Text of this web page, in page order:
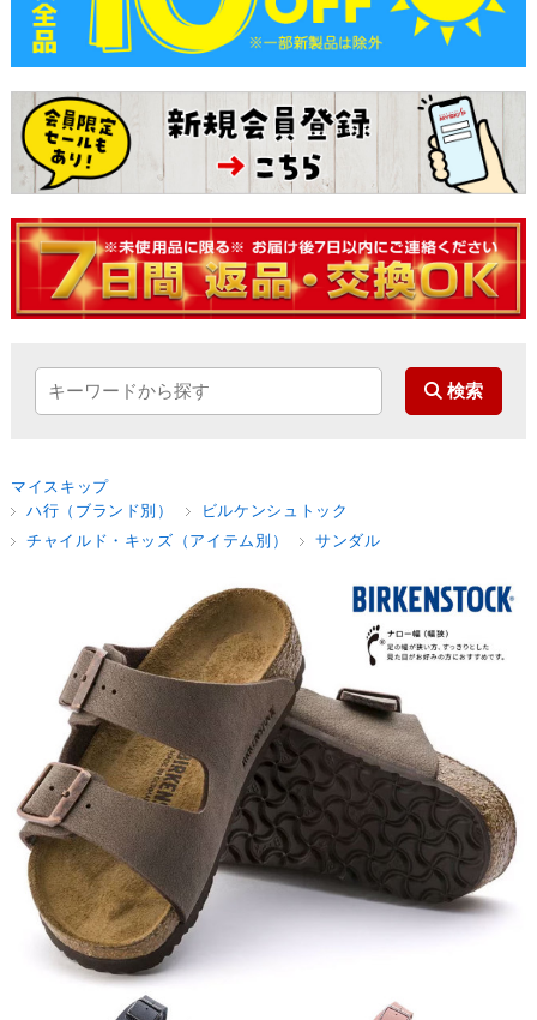
マイスキップ
ハ行（ブランド別）
ビルケンシュトック
チャイルド・キッズ（アイテム別）
サンダル